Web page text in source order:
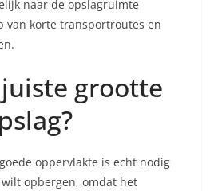
naar de opslagruimte
van korte transportroutes en
grootte
oppervlakte is echt nodig
opbergen, omdat het